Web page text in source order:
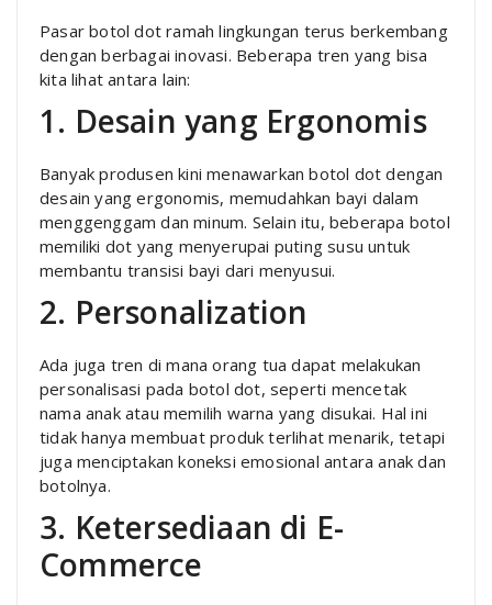
Pasar botol dot ramah lingkungan terus berkembang
dengan berbagai inovasi. Beberapa tren yang bisa
kita lihat antara lain:
1. Desain yang Ergonomis
Banyak produsen kini menawarkan botol dot dengan
desain yang ergonomis, memudahkan bayi dalam
menggenggam dan minum. Selain itu, beberapa botol
memiliki dot yang menyerupai puting susu untuk
membantu transisi bayi dari menyusui.
2. Personalization
Ada juga tren di mana orang tua dapat melakukan
personalisasi pada botol dot, seperti mencetak
nama anak atau memilih warna yang disukai. Hal ini
tidak hanya membuat produk terlihat menarik, tetapi
juga menciptakan koneksi emosional antara anak dan
botolnya.
3. Ketersediaan di E-
Commerce